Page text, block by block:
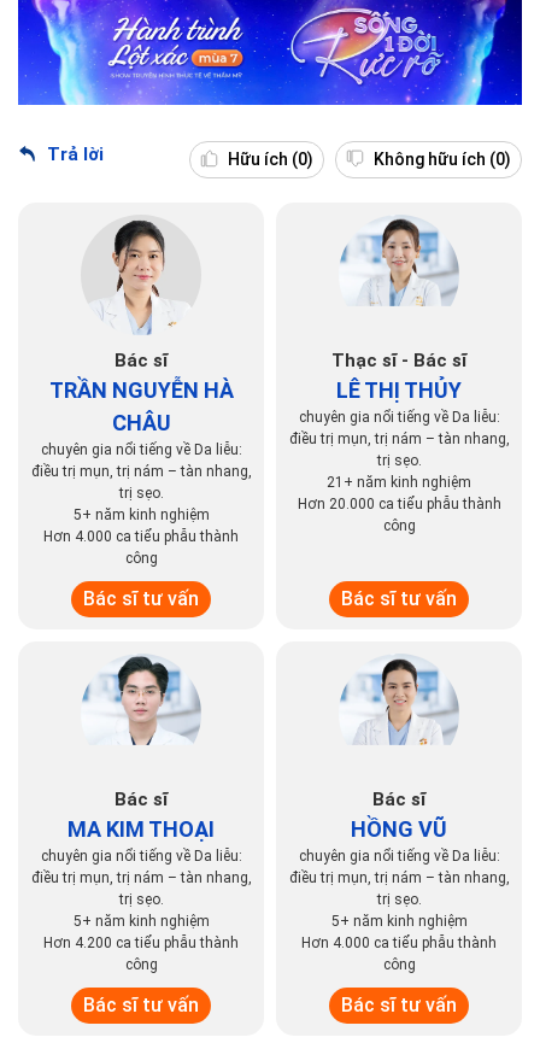
Trả lời Hữu ích (0) Không hữu ích (0)
Bác sĩ
TRẦN NGUYỄN HÀ
CHÂU
chuyên gia nổi tiếng về Da liễu:
điều trị mụn, trị nám – tàn nhang,
trị sẹo.
5+ năm kinh nghiệm
Hơn 4.000 ca tiểu phẫu thành
công
Bác sĩ tư vấn
Thạc sĩ - Bác sĩ
LÊ THỊ THỦY
chuyên gia nổi tiếng về Da liễu:
điều trị mụn, trị nám – tàn nhang,
trị sẹo.
21+ năm kinh nghiệm
Hơn 20.000 ca tiểu phẫu thành
công
Bác sĩ tư vấn
Bác sĩ
MA KIM THOẠI
chuyên gia nổi tiếng về Da liễu:
điều trị mụn, trị nám – tàn nhang,
trị sẹo.
5+ năm kinh nghiệm
Hơn 4.200 ca tiểu phẫu thành
công
Bác sĩ tư vấn
Bác sĩ
HỒNG VŨ
chuyên gia nổi tiếng về Da liễu:
điều trị mụn, trị nám – tàn nhang,
trị sẹo.
5+ năm kinh nghiệm
Hơn 4.000 ca tiểu phẫu thành
công
Bác sĩ tư vấn